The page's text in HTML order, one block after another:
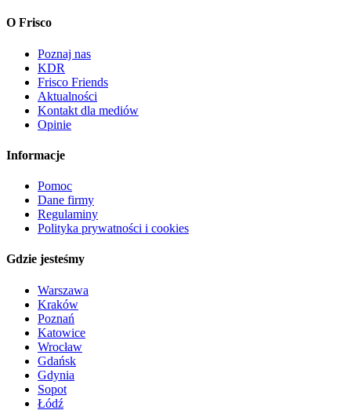
O Frisco
Poznaj nas
KDR
Frisco Friends
Aktualności
Kontakt dla mediów
Opinie
Informacje
Pomoc
Dane firmy
Regulaminy
Polityka prywatności i cookies
Gdzie jesteśmy
Warszawa
Kraków
Poznań
Katowice
Wrocław
Gdańsk
Gdynia
Sopot
Łódź